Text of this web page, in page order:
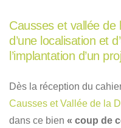
Causses et vallée de
d’une localisation et
l’implantation d’un
Dès la réception du
Causses et Vallée de la
dans ce bien « coup de